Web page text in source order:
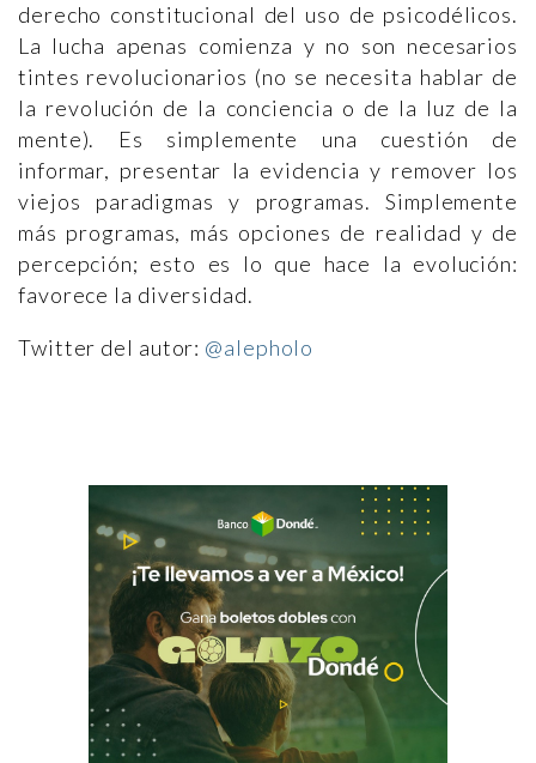
derecho constitucional del uso de psicodélicos.
La lucha apenas comienza y no son necesarios
tintes revolucionarios (no se necesita hablar de
la revolución de la conciencia o de la luz de la
mente). Es simplemente una cuestión de
informar, presentar la evidencia y remover los
viejos paradigmas y programas. Simplemente
más programas, más opciones de realidad y de
percepción; esto es lo que hace la evolución:
favorece la diversidad.
Twitter del autor: @alepholo